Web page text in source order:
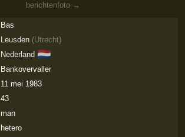
berichtenfoto →
Bas
Leusden (Utrecht)
Nederland 🇳🇱
Bankovervaller
11 mei 1983
43
man
hetero